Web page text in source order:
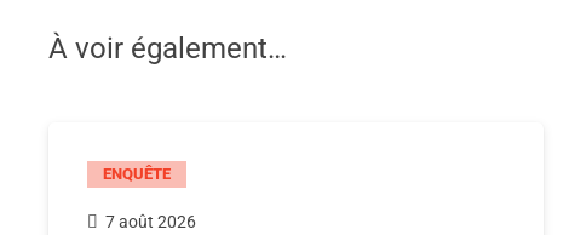
À voir également…
ENQUÊTE
7 août 2026